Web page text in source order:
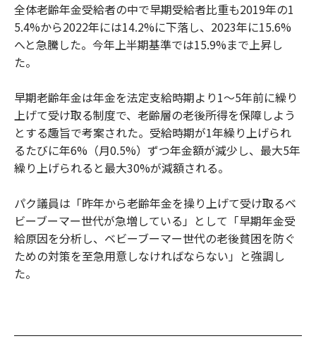
全体老齢年金受給者の中で早期受給者比重も2019年の1
5.4%から2022年には14.2%に下落し、2023年に15.6%
へと急騰した。今年上半期基準では15.9%まで上昇し
た。
早期老齢年金は年金を法定支給時期より1～5年前に繰り
上げて受け取る制度で、老齢層の老後所得を保障しよう
とする趣旨で考案された。受給時期が1年繰り上げられ
るたびに年6%（月0.5%）ずつ年金額が減少し、最大5年
繰り上げられると最大30%が減額される。
パク議員は「昨年から老齢年金を操り上げて受け取るベ
ビーブーマー世代が急増している」として「早期年金受
給原因を分析し、ベビーブーマー世代の老後貧困を防ぐ
ための対策を至急用意しなければならない」と強調し
た。